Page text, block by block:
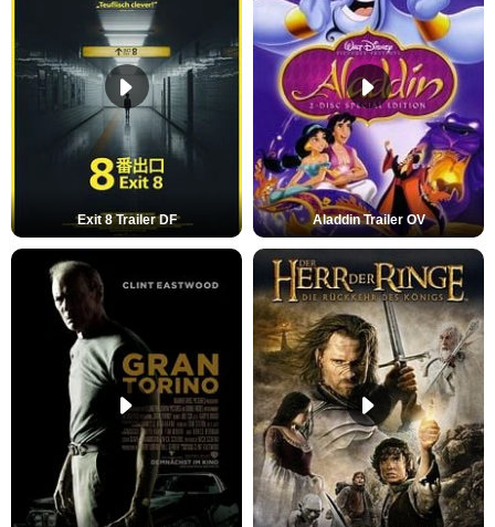
Exit 8 Trailer DF Aladdin Trailer OV